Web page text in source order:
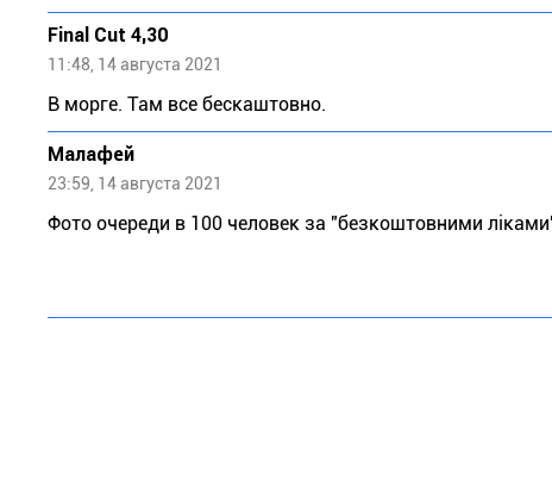
Final Cut 4,30
11:48, 14 августа 2021
В морге. Там все бескаштовно.
Малафей
23:59, 14 августа 2021
Фото очереди в 100 человек за "безкоштовними